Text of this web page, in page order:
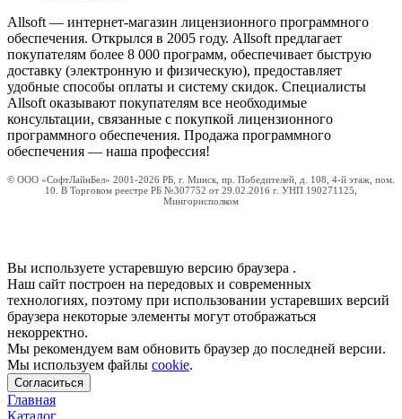
Allsoft — интернет-магазин лицензионного программного
обеспечения. Открылся в 2005 году. Allsoft предлагает
покупателям более 8 000 программ, обеспечивает быструю
доставку (электронную и физическую), предоставляет
удобные способы оплаты и систему скидок. Специалисты
Allsoft оказывают покупателям все необходимые
консультации, связанные с покупкой лицензионного
программного обеспечения. Продажа программного
обеспечения — наша профессия!
© ООО «СофтЛайнБел» 2001-2026 РБ, г. Минск, пр. Победителей, д. 108, 4-й этаж, пом.
10. В Торговом реестре РБ №307752 от 29.02.2016 г. УНП 190271125,
Мингорисполком
Вы используете устаревшую версию браузера .
Наш сайт построен на передовых и современных
технологиях, поэтому при использовании устаревших версий
браузера некоторые элементы могут отображаться
некорректно.
Мы рекомендуем вам обновить браузер до последней версии.
Мы используем файлы cookie.
Согласиться
Главная
Каталог